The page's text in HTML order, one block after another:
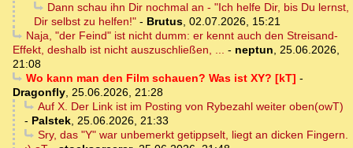
Dann schau ihn Dir nochmal an - "Ich helfe Dir, bis Du lernst,
Dir selbst zu helfen!" - Brutus, 02.07.2026, 15:21
Naja, "der Feind" ist nicht dumm: er kennt auch den Streisand-
Effekt, deshalb ist nicht auszuschließen, ... - neptun, 25.06.2026,
21:08
Wo kann man den Film schauen? Was ist XY? [kT] -
Dragonfly, 25.06.2026, 21:28
Auf X. Der Link ist im Posting von Rybezahl weiter oben(owT)
- Palstek, 25.06.2026, 21:33
Sry, das "Y" war unbemerkt getippselt, liegt an dicken Fingern.